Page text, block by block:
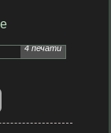
4 печати